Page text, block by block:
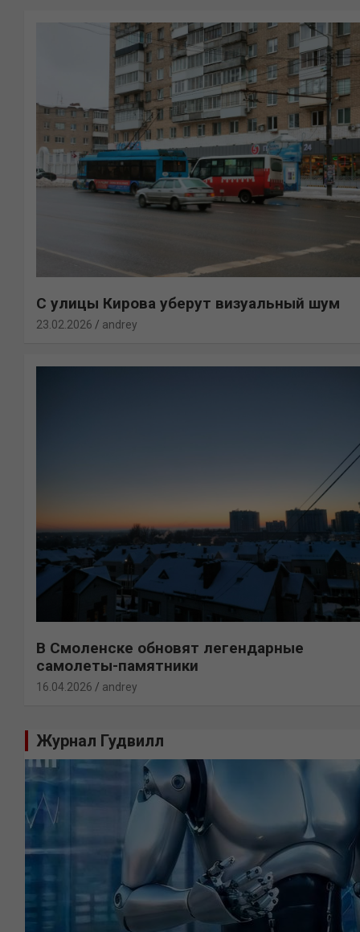
С улицы Кирова уберут визуальный шум
23.02.2026 andrey
В Смоленске обновят легендарные
самолеты-памятники
16.04.2026 andrey
Журнал Гудвилл